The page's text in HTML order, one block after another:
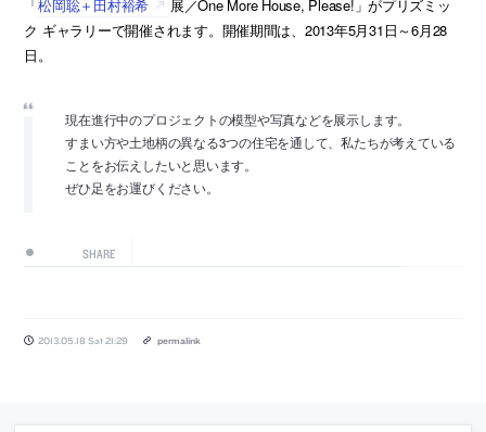
「松岡聡＋田村裕希
展／One More House, Please!」がプリズミッ
ク ギャラリーで開催されます。開催期間は、2013年5月31日～6月28
日。
現在進行中のプロジェクトの模型や写真などを展示します。
すまい方や土地柄の異なる3つの住宅を通して、私たちが考えている
ことをお伝えしたいと思います。
ぜひ足をお運びください。
SHARE
2013.05.18 Sat 21:29 permalink